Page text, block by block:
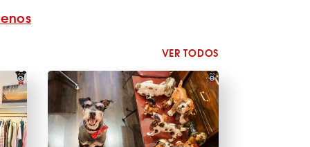
VER TODOS